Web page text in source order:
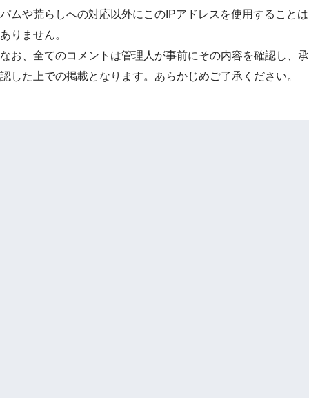
パムや荒らしへの対応以外にこのIPアドレスを使用することは
ありません。
なお、全てのコメントは管理人が事前にその内容を確認し、承
認した上での掲載となります。あらかじめご了承ください。